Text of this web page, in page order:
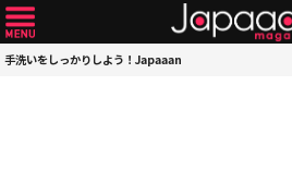
手洗いをしっかりしよう！Japaaan